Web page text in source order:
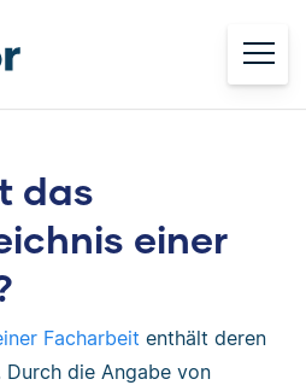
das
einer
Facharbeit enthält deren
die Angabe von